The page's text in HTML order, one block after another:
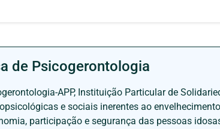
de Psicogerontologia
APP, Instituição Particular de
e sociais inerentes ao
participação e segurança das pessoas